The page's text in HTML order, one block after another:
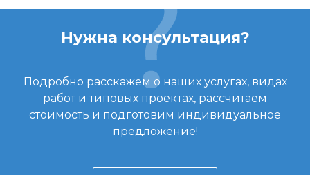
Нужна консультация?
Подробно расскажем о наших услугах, видах
работ и типовых проектах, рассчитаем
стоимость и подготовим индивидуальное
предложение!